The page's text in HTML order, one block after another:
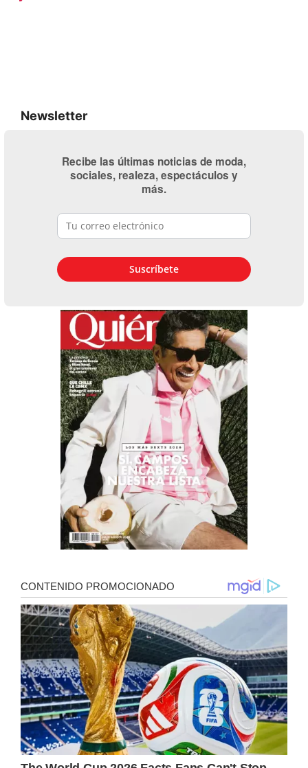
Newsletter
Recibe las últimas noticias de moda,
sociales, realeza, espectáculos y
más.